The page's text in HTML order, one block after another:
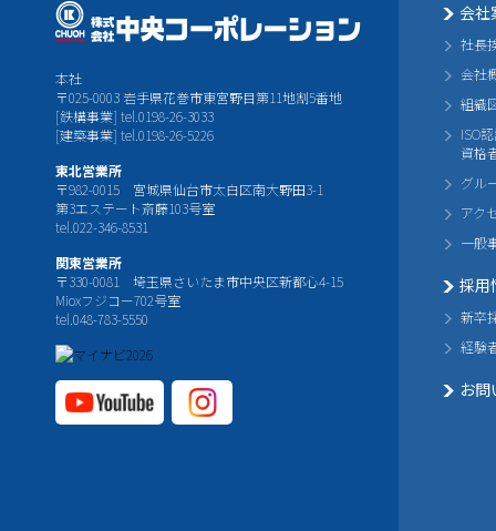
本社
〒025-0003 岩手県花巻市東宮野目第11地割5番地
[鉄構事業] tel.0198-26-3033
[建築事業] tel.0198-26-5226
東北営業所
〒982-0015 宮城県仙台市太白区南大野田3-1
第3エステート斎藤103号室
tel.022-346-8531
関東営業所
〒330-0081 埼玉県さいたま市中央区新都心4-15
Mioxフジコー702号室
tel.048-783-5550
会社
社長
会社
組織
ISO
資格
グル
アク
一般
採用
新卒
経験
お